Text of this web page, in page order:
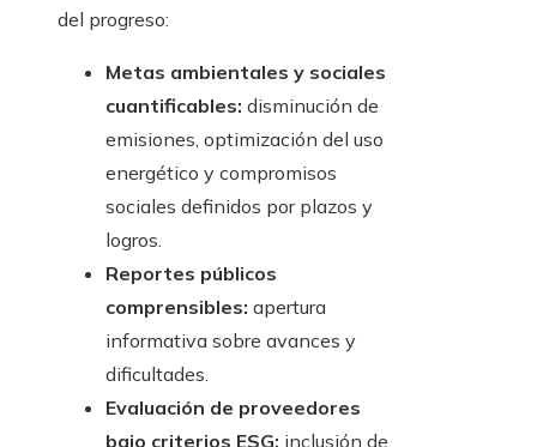
del progreso:
Metas ambientales y sociales
cuantificables: disminución de
emisiones, optimización del uso
energético y compromisos
sociales definidos por plazos y
logros.
Reportes públicos
comprensibles: apertura
informativa sobre avances y
dificultades.
Evaluación de proveedores
bajo criterios ESG: inclusión de